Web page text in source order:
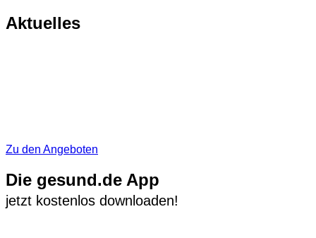
Aktuelles
Zu den Angeboten
Die gesund.de App
jetzt kostenlos downloaden!